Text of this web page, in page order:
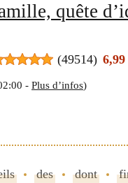
quête
(49514) 6,99
-Plus d’infos)
des dont